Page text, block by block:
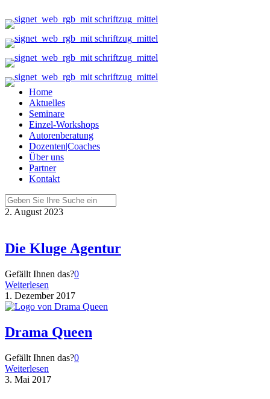
Home
Aktuelles
Seminare
Einzel-Workshops
Autorenberatung
Dozenten|Coaches
Über uns
Partner
Kontakt
2. August 2023
Die Kluge Agentur
Gefällt Ihnen das?0
Weiterlesen
1. Dezember 2017
Drama Queen
Gefällt Ihnen das?0
Weiterlesen
3. Mai 2017